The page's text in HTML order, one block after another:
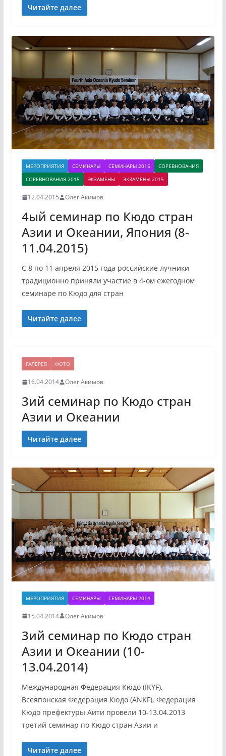
Читайте далее
МЕРОПРИЯТИЯ СЕМИНАРЫ СЕМИНАРЫ 2015
СОРЕВНОВАНИЯ
СОРЕВНОВАНИЯ 2015
ЭКЗАМЕНЫ ЭКЗАМЕНЫ 2015
12.04.2015 Олег Акимов
4ый семинар по Кюдо стран
Азии и Океании, Япония (8-
11.04.2015)
С 8 по 11 апреля 2015 года российские лучники
традиционно приняли участие в 4-ом ежегодном
семинаре по Кюдо для стран
Читайте далее
ГАЛЕРЕЯ ФОТО
16.04.2014 Олег Акимов
3ий семинар по Кюдо стран
Азии и Океании
Читайте далее
МЕРОПРИЯТИЯ СЕМИНАРЫ СЕМИНАРЫ 2014
15.04.2014 Олег Акимов
3ий семинар по Кюдо стран
Азии и Океании (10-
13.04.2014)
Международная Федерация Кюдо (IKYF),
Всеяпонская Федерация Кюдо (ANKF), Федерация
Кюдо префектуры Аити провели 10-13.04.2013
третий семинар по Кюдо стран Азии и
Читайте далее